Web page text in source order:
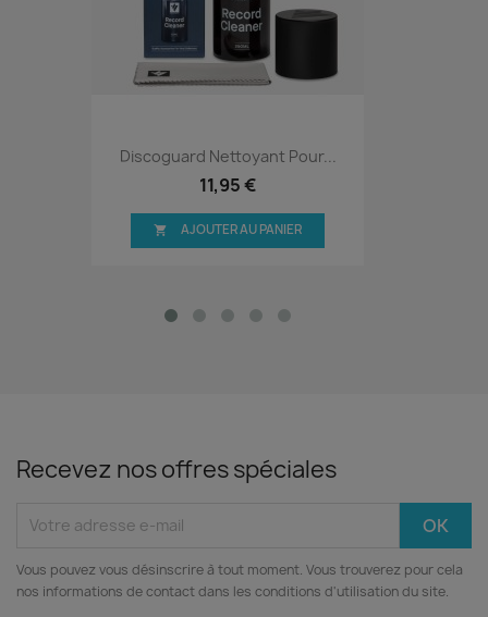
Discoguard Nettoyant Pour...
11,95 €
 AJOUTER AU PANIER
Recevez nos offres spéciales
Vous pouvez vous désinscrire à tout moment. Vous trouverez pour cela
nos informations de contact dans les conditions d'utilisation du site.